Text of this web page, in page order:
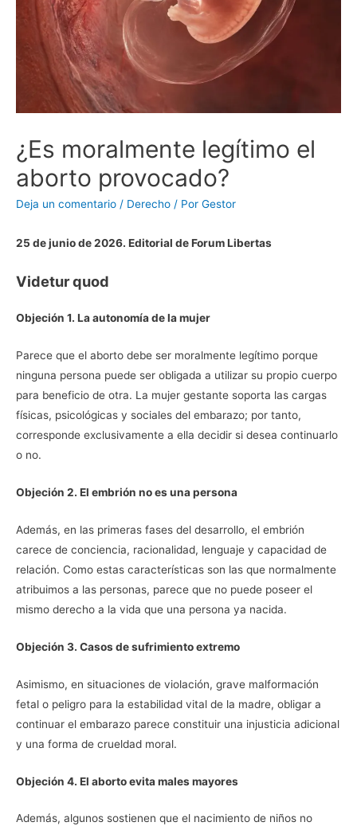
¿Es moralmente legítimo el
aborto provocado?
Deja un comentario / Derecho / Por Gestor
25 de junio de 2026. Editorial de Forum Libertas
Videtur quod
Objeción 1. La autonomía de la mujer
Parece que el aborto debe ser moralmente legítimo porque
ninguna persona puede ser obligada a utilizar su propio cuerpo
para beneficio de otra. La mujer gestante soporta las cargas
físicas, psicológicas y sociales del embarazo; por tanto,
corresponde exclusivamente a ella decidir si desea continuarlo
o no.
Objeción 2. El embrión no es una persona
Además, en las primeras fases del desarrollo, el embrión
carece de conciencia, racionalidad, lenguaje y capacidad de
relación. Como estas características son las que normalmente
atribuimos a las personas, parece que no puede poseer el
mismo derecho a la vida que una persona ya nacida.
Objeción 3. Casos de sufrimiento extremo
Asimismo, en situaciones de violación, grave malformación
fetal o peligro para la estabilidad vital de la madre, obligar a
continuar el embarazo parece constituir una injusticia adicional
y una forma de crueldad moral.
Objeción 4. El aborto evita males mayores
Además, algunos sostienen que el nacimiento de niños no